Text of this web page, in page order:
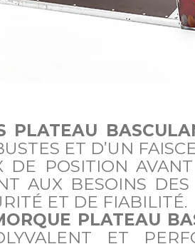
PLATEAU
ET D’UN
DE POSITION
AUX BESOINS
ET DE FIABILITÉ.
PLATEAU
ET